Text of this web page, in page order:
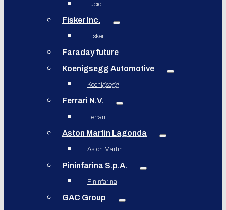
Lucid
Fisker Inc.
Fisker
Faraday future
Koenigsegg Automotive
Koenigsegg
Ferrari N.V.
Ferrari
Aston Martin Lagonda
Aston Martin
Pininfarina S.p.A.
Pininfarina
GAC Group